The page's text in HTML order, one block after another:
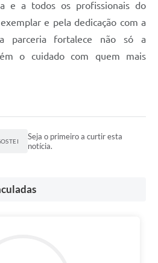
e a todos os profissionais do
e pela dedicação com a
parceria fortalece não só a
o cuidado com quem mais
Seja o primeiro a curtir esta
notícia.